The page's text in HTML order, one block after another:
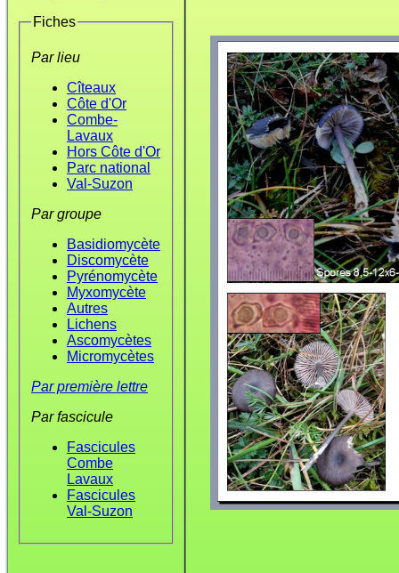
Fiches
Par lieu
Cîteaux
Côte d'Or
Combe-
Lavaux
Hors Côte d'Or
Parc national
Val-Suzon
Par groupe
Basidiomycète
Discomycète
Pyrénomycète
Myxomycète
Autres
Lichens
Ascomycètes
Micromycètes
Par première lettre
Par fascicule
Fascicules
Combe
Lavaux
Fascicules
Val-Suzon